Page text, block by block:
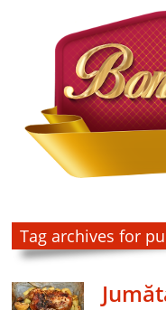
Tag archives for